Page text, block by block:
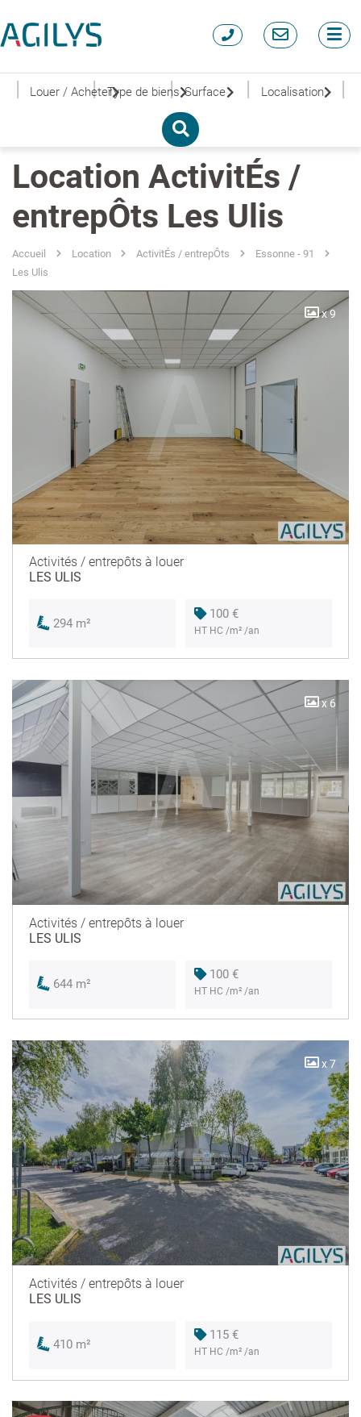
| Louer / Acheter
| Type de biens
| Surface | Localisation |
Location ActivitÉs /
entrepÔts Les Ulis
Accueil Location ActivitÉs / entrepÔts
Essonne - 91
Les Ulis
x 9
Activités / entrepôts à louer
LES ULIS
294 m²
100 €
HT HC /m² /an
x 6
Activités / entrepôts à louer
LES ULIS
644 m²
100 €
HT HC /m² /an
x 7
Activités / entrepôts à louer
LES ULIS
410 m²
115 €
HT HC /m² /an